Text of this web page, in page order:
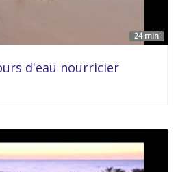
24 min'
d'eau nourricier